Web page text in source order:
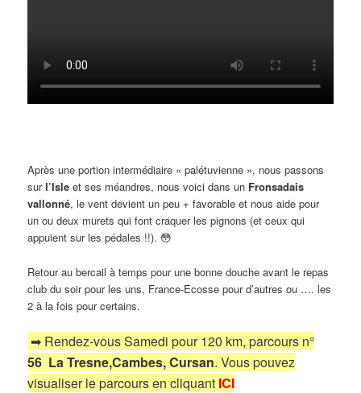
Après une portion intermédiaire « palétuvienne », nous passons
surl’Isle et ses méandres, nous voici dans un Fronsadais
vallonné, le vent devient un peu + favorable et nous aide pour
un ou deux murets qui font craquer les pignons (et ceux qui
appuient sur les pédales !!). 😳
Retour au bercail à temps pour une bonne douche avant le repas
club du soir pour les uns, France-Ecosse pour d’autres ou …. les
2 à la fois pour certains.
➡ Rendez-vous Samedi pour 120 km, parcours n°
56 La Tresne,Cambes, Cursan. Vous pouvez
visualiser le parcours en cliquant ICI